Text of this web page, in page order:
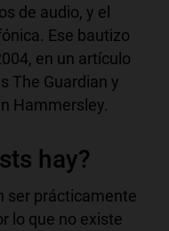
de audio, y el
Ese bautizo
en un artículo
The Guardian y
Hammersley.
hay?
ser prácticamente
lo que no existe